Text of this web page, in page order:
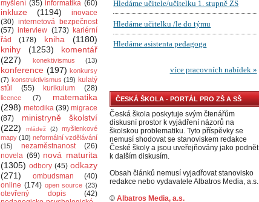
myšlení (35) informatika (60)
inkluze (1194)
inovace
(30) internetová bezpečnost
(57) interview (173) kariérní
řád
(178) kniha
(1180)
knihy
(1253)
komentář
(227)
konektivismus (13)
konference (197) konkursy
(7) konstruktivismus (19) kulatý
stůl
(55) kurikulum (28)
licence (7)
matematika
(298) metodika (39) migrace
(87)
ministryně školství
(222)
mládež (2)
myšlenkové
mapy (10) neformální vzdělávání
(15)
nezaměstnanost
(26)
novela (69) nová maturita
(1305) odbory (45) odkazy
(271)
ombudsman
(40)
online (174) open source (23)
otevřený dopis
(42)
ČESKÁ ŠKOLA - PORTÁL PRO ZŠ A SŠ
Česká škola poskytuje svým čtenářům
diskusní prostor k vyjádření názorů na
školskou problematiku. Tyto příspěvky se
nemusí shodovat se stanoviskem redakce
České školy a jsou uveřejňovány jako podnět
k dalším diskusím.
Obsah článků nemusí vyjadřovat stanovisko
redakce nebo vydavatele Albatros Media, a.s.
© Albatros Media, a.s.